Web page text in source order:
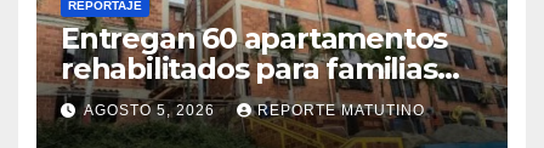
REPORTAJE
Entregan 60 apartamentos
rehabilitados para familias
del urbanismo Ana Victoria
en La Guaira
AGOSTO 5, 2026 REPORTE MATUTINO